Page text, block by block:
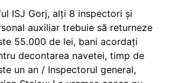
ISJ Gorj, alți 8 inspectori și
auxiliar trebuie să returneze
55.000 de lei, bani acordați
decontarea navetei, timp de
un an / Inspectorul general,